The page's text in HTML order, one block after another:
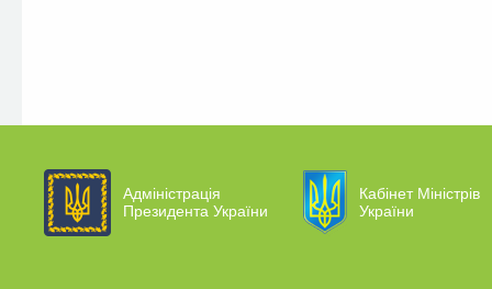
Адміністрація
Президента України
Кабінет Міністрів
України